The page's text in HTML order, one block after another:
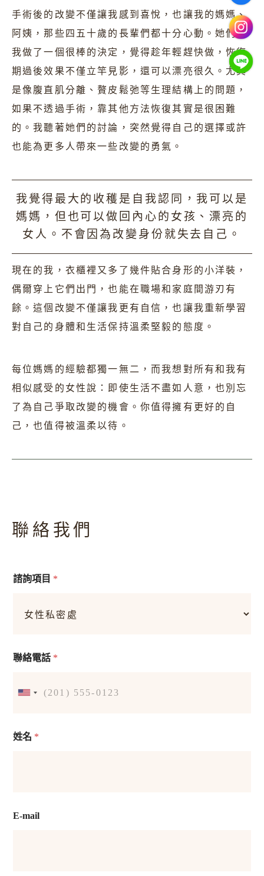
手術後的改變不僅讓我感到喜悅，也讓我的媽媽、
阿姨，那些四五十歲的長輩們都十分心動。她們說
我做了一個很棒的決定，覺得趁年輕趕快做，恢復
期過後效果不僅立竿見影，還可以漂亮很久。尤其
是像腹直肌分離、贅皮鬆弛等生理結構上的問題，
如果不透過手術，靠其他方法恢復其實是很困難
的。我聽著她們的討論，突然覺得自己的選擇或許
也能為更多人帶來一些改變的勇氣。
我覺得最大的收穫是自我認同，我可以是
媽媽，但也可以做回內心的女孩、漂亮的
女人。不會因為改變身份就失去自己。
現在的我，衣櫃裡又多了幾件貼合身形的小洋裝，
偶爾穿上它們出門，也能在職場和家庭間游刃有
餘。這個改變不僅讓我更有自信，也讓我重新學習
對自己的身體和生活保持溫柔堅毅的態度。
每位媽媽的經驗都獨一無二，而我想對所有和我有
相似感受的女性說：即使生活不盡如人意，也別忘
了為自己爭取改變的機會。你值得擁有更好的自
己，也值得被溫柔以待。
聯絡我們
諮詢項目 *
聯絡電話 *
姓名 *
E-mail